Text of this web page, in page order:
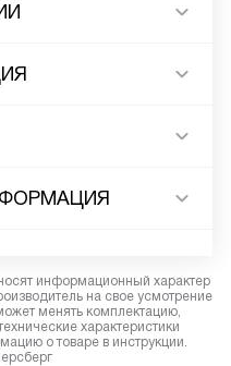
информационный характер
на свое усмотрение
менять комплектацию,
характеристики
о товаре в инструкции.